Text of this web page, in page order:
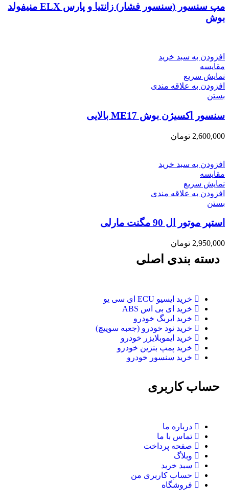
مپ سنسور (سنسور فشار) زانتیا و پارس ELX منیفولد
بوش
افزودن به سبد خرید
مقایسه
نمایش سریع
افزودن به علاقه مندی
بستن
سنسور اکسیژن بوش ME17 بالایی
2,600,000 تومان
افزودن به سبد خرید
مقایسه
نمایش سریع
افزودن به علاقه مندی
بستن
استپر موتور ال 90 مگنت مارلی
2,950,000 تومان
دسته بندی اصلی
خرید ایسیو ECU ای سی یو
خرید ای بی اس ABS
خرید ایربگ خودرو
خرید نود خودرو (جعبه سوییچ)
خرید ایموبلایزر خودرو
خرید پمپ بنزین خودرو
خرید سنسور خودرو
حساب کاربری
درباره ما
تماس با ما
صفحه پرداخت
وبلاگ
سبد خرید
حساب کاربری من
فروشگاه